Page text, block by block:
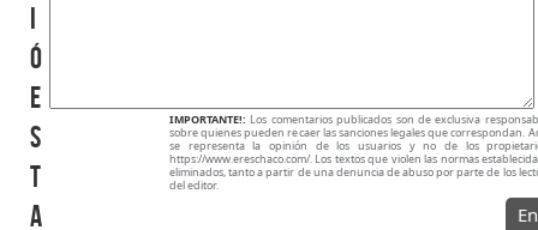
i
ó
e
s
t
a
IMPORTANTE!: Los comentarios publicados son de exclusiva
sobre quienes pueden recaer las sanciones legales que correspondan.
se representa la opinión de los usuarios y no de los
https://www.ereschaco.com/. Los textos que violen las normas
eliminados, tanto a partir de una denuncia de abuso por parte de los
del editor.